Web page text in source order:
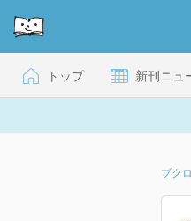
トップ 新刊ニュ
ブク